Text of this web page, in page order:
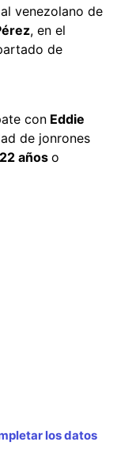
venezolano de
, en el
de
con Eddie
de jonrones
22 años o
los datos